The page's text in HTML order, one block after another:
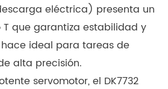
eléctrica) presenta un
que garantiza estabilidad y
ideal para tareas de
alta precisión.
servomotor, el DK7732